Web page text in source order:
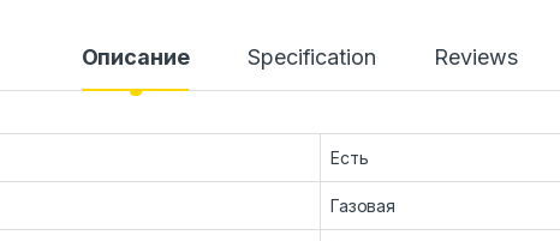
Описание Specification Reviews
Есть
Газовая